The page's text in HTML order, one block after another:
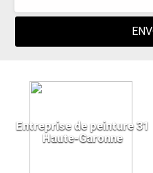
Entreprise de peinture 31
Haute-Garonne